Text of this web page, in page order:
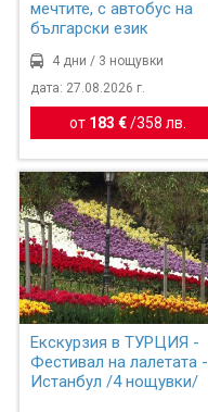
мечтите, с автобус на
български език
4 дни / 3 нощувки
дата: 27.08.2026 г.
от 183 € /358 лв.
Екскурзия в ТУРЦИЯ -
Фестивал на лалетата -
Истанбул /4 нощувки/